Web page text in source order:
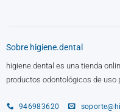
Sobre higiene.dental
higiene.dental es una tienda
productos odontológicos de uso
946983620